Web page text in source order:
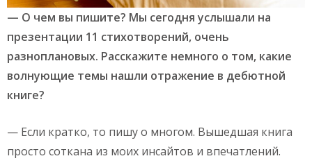
— О чем вы пишите? Мы сегодня услышали на
презентации 11 стихотворений, очень
разноплановых. Расскажите немного о том, какие
волнующие темы нашли отражение в дебютной
книге?
— Если кратко, то пишу о многом. Вышедшая книга
просто соткана из моих инсайтов и впечатлений.